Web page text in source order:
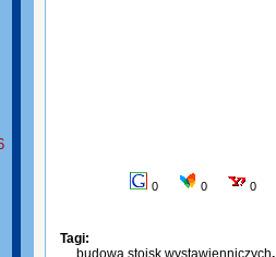
0 0 0
Tagi:
budowa stoisk wystawienniczych,